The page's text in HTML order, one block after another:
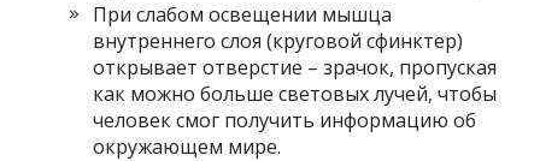
При слабом освещении мышца
внутреннего слоя (круговой сфинктер)
открывает отверстие – зрачок, пропуская
как можно больше световых лучей, чтобы
человек смог получить информацию об
окружающем мире.